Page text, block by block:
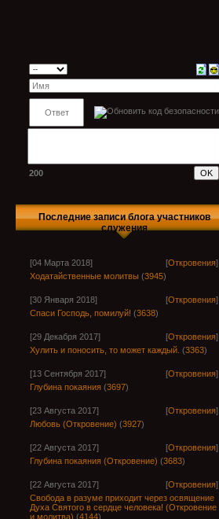
200
Последние записи блога участников
служения
[04 Марта 2018] [Откровения]
Ходатайственные молитвы (3945)
[30 Января 2018] [Откровения]
Спаси Господь, помилуй! (3638)
[29 Декабря 2017] [Откровения]
Хулить и поносить, то может каждый. (3363)
[13 Сентября 2017] [Откровения]
Глубина покаяния (3697)
[23 Августа 2017] [Откровения]
Любовь (Откровение) (3927)
[22 Августа 2017] [Откровения]
Глубина покаяния (Откровение) (3683)
[22 Августа 2017] [Откровения]
Свобода в разуме приходит через освящение
Духа Святого в сердце человека! (Откровение
и молитва) (4144)